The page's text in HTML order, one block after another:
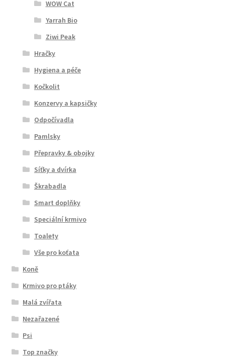
WOW Cat
Yarrah Bio
Ziwi Peak
Hračky
Hygiena a péče
Kočkolit
Konzervy a kapsičky
Odpočívadla
Pamlsky
Přepravky & obojky
Síťky a dvírka
Škrabadla
Smart doplňky
Speciální krmivo
Toalety
Vše pro koťata
Koně
Krmivo pro ptáky
Malá zvířata
Nezařazené
Psi
Top značky